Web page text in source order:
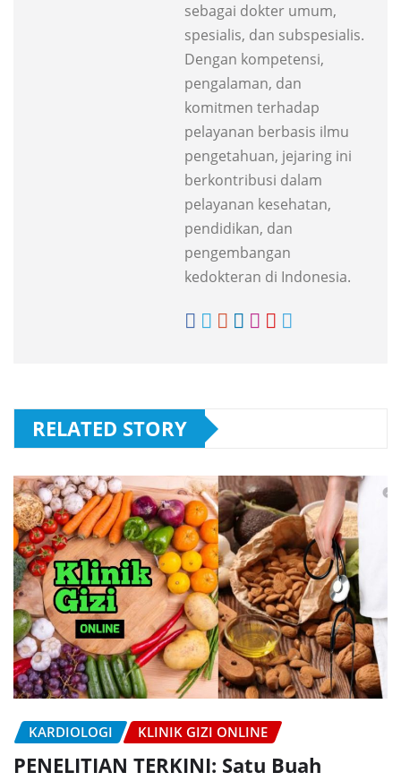
sebagai dokter umum,
spesialis, dan subspesialis.
Dengan kompetensi,
pengalaman, dan
komitmen terhadap
pelayanan berbasis ilmu
pengetahuan, jejaring ini
berkontribusi dalam
pelayanan kesehatan,
pendidikan, dan
pengembangan
kedokteran di Indonesia.
RELATED STORY
KARDIOLOGI KLINIK GIZI ONLINE
PENELITIAN TERKINI: Satu Buah